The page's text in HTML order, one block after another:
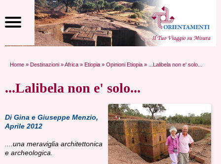
Home » Destinazioni »Africa » Etiopia » Opinioni Etiopia » ...Lalibela non e' solo...
...Lalibela non e' solo...
Di Gina e Giuseppe Menzio,
Aprile 2012
....una meraviglia architettonica
e archeologica.